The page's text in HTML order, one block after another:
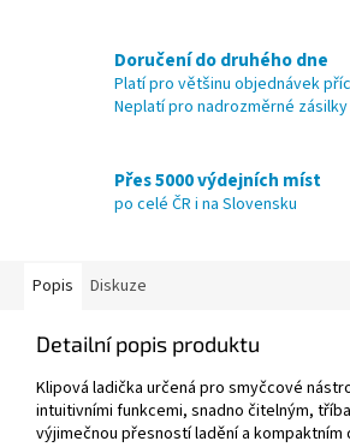
Doručení do druhého dne
Platí pro většinu objednávek
Neplatí pro nadrozměrné
Přes 5000 výdejních míst
po celé ČR i na Slovensku
Popis Diskuze
Detailní popis produktu
Klipová ladička určená pro smyčcové
intuitivními funkcemi, snadno čitelným,
výjimečnou přesností ladění a kompaktním